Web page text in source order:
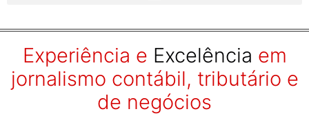
Experiência e Excelência em
jornalismo contábil, tributário e
de negócios